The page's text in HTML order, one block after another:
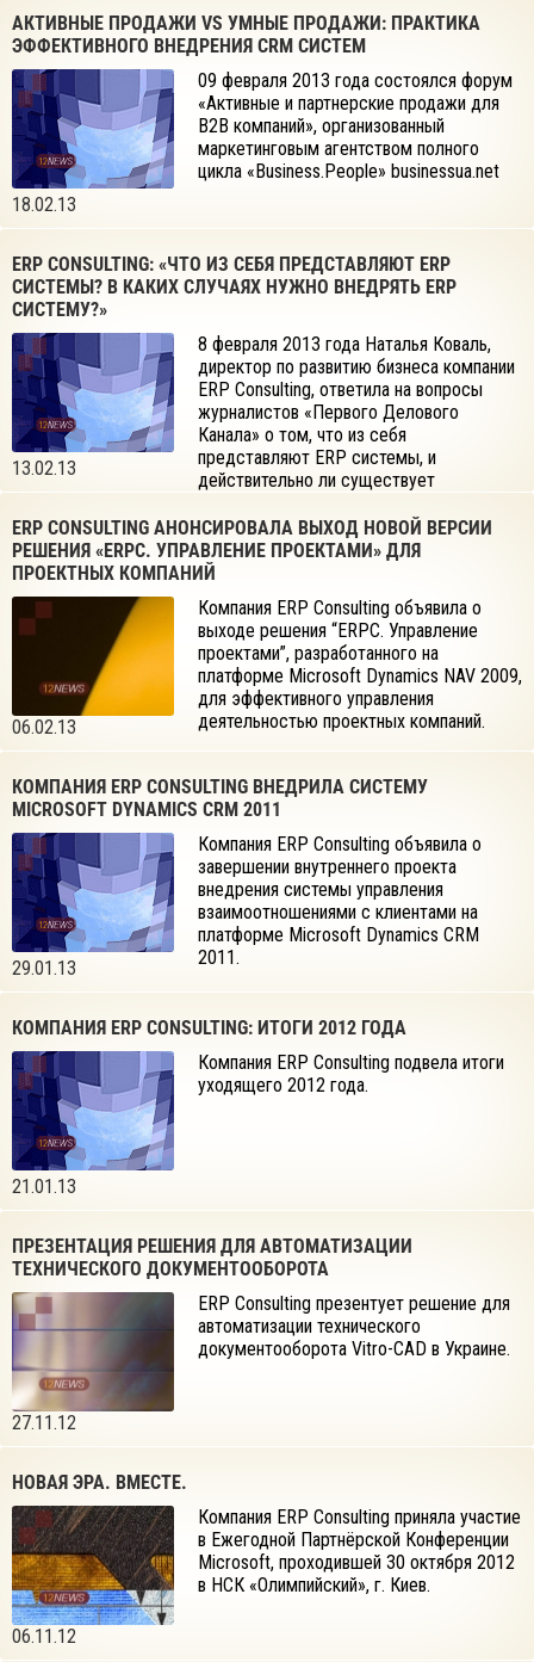
АКТИВНЫЕ ПРОДАЖИ VS УМНЫЕ ПРОДАЖИ: ПРАКТИКА
ЭФФЕКТИВНОГО ВНЕДРЕНИЯ CRM СИСТЕМ
18.02.13
09 февраля 2013 года состоялся форум
«Активные и партнерские продажи для
B2B компаний», организованный
маркетинговым агентством полного
цикла «Business.People» businessua.net
ERP CONSULTING: «ЧТО ИЗ СЕБЯ ПРЕДСТАВЛЯЮТ ERP
СИСТЕМЫ? В КАКИХ СЛУЧАЯХ НУЖНО ВНЕДРЯТЬ ERP
СИСТЕМУ?»
13.02.13
8 февраля 2013 года Наталья Коваль,
директор по развитию бизнеса компании
ERP Consulting, ответила на вопросы
журналистов «Первого Делового
Канала» о том, что из себя
представляют ERP системы, и
действительно ли существует
ERP CONSULTING АНОНСИРОВАЛА ВЫХОД НОВОЙ ВЕРСИИ
РЕШЕНИЯ «ERPC. УПРАВЛЕНИЕ ПРОЕКТАМИ» ДЛЯ
ПРОЕКТНЫХ КОМПАНИЙ
06.02.13
Компания ERP Consulting объявила о
выходе решения “ERPC. Управление
проектами”, разработанного на
платформе Microsoft Dynamics NAV 2009,
для эффективного управления
деятельностью проектных компаний.
КОМПАНИЯ ERP CONSULTING ВНЕДРИЛА СИСТЕМУ
MICROSOFT DYNAMICS CRM 2011
29.01.13
Компания ERP Consulting объявила о
завершении внутреннего проекта
внедрения системы управления
взаимоотношениями с клиентами на
платформе Microsoft Dynamics CRM
2011.
КОМПАНИЯ ERP CONSULTING: ИТОГИ 2012 ГОДА
21.01.13
Компания ERP Consulting подвела итоги
уходящего 2012 года.
ПРЕЗЕНТАЦИЯ РЕШЕНИЯ ДЛЯ АВТОМАТИЗАЦИИ
ТЕХНИЧЕСКОГО ДОКУМЕНТООБОРОТА
27.11.12
ERP Consulting презентует решение для
автоматизации технического
документооборота Vitro-CAD в Украине.
НОВАЯ ЭРА. ВМЕСТЕ.
06.11.12
Компания ERP Consulting приняла участие
в Ежегодной Партнёрской Конференции
Microsoft, проходившей 30 октября 2012
в НСК «Олимпийский», г. Киев.